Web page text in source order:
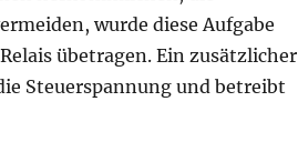
wurde diese Aufgabe
übetragen. Ein zusätzlicher
Steuerspannung und betreibt